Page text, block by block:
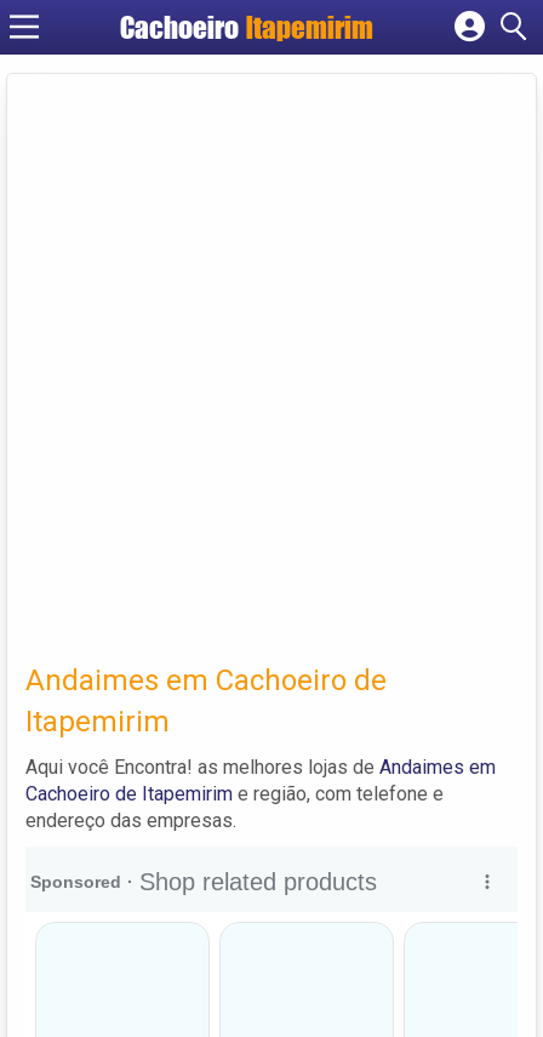
Cachoeiro Itapemirim
Cadastrar empresa
Andaimes em Cachoeiro de
Itapemirim
Aqui você Encontra! as melhores lojas de Andaimes em
Cachoeiro de Itapemirim e região, com telefone e
endereço das empresas.